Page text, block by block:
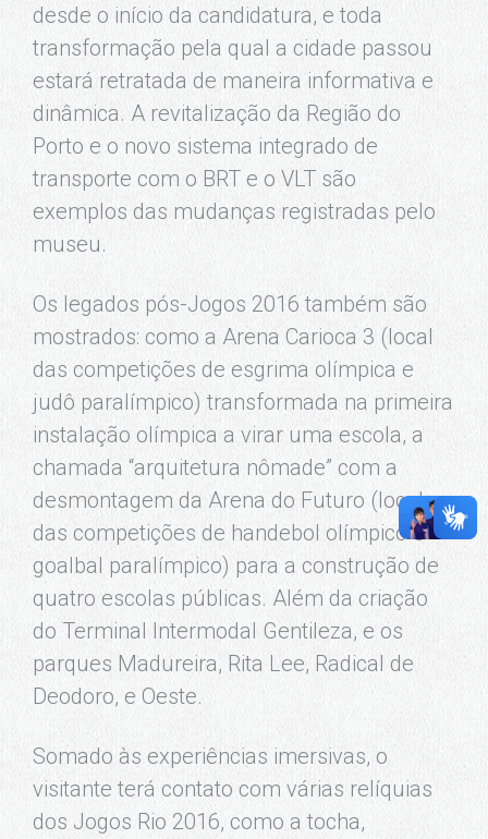
desde o início da candidatura, e toda
transformação pela qual a cidade passou
estará retratada de maneira informativa e
dinâmica. A revitalização da Região do
Porto e o novo sistema integrado de
transporte com o BRT e o VLT são
exemplos das mudanças registradas pelo
museu.
Os legados pós-Jogos 2016 também são
mostrados: como a Arena Carioca 3 (local
das competições de esgrima olímpica e
judô paralímpico) transformada na primeira
instalação olímpica a virar uma escola, a
chamada “arquitetura nômade” com a
desmontagem da Arena do Futuro (local
das competições de handebol olímpico e
goalbal paralímpico) para a construção de
quatro escolas públicas. Além da criação
do Terminal Intermodal Gentileza, e os
parques Madureira, Rita Lee, Radical de
Deodoro, e Oeste.
Somado às experiências imersivas, o
visitante terá contato com várias relíquias
dos Jogos Rio 2016, como a tocha,